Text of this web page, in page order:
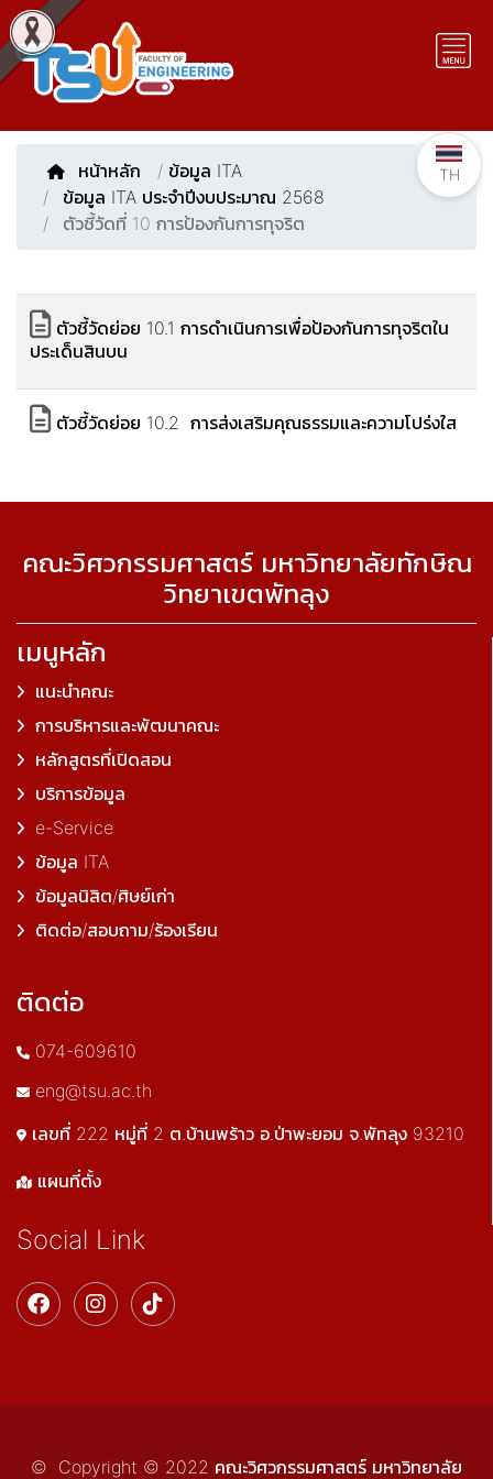
หน้าหลัก / ข้อมูล ITA
ข้อมูล ITA ประจำปีงบประมาณ 2568
ตัวชี้วัดที่ 10 การป้องกันการทุจริต
ตัวชี้วัดย่อย 10.1 การดำเนินการเพื่อป้องกันการทุจริตใน
ประเด็นสินบน
ตัวชี้วัดย่อย 10.2 การส่งเสริมคุณธรรมและความโปร่งใส
คณะวิศวกรรมศาสตร์ มหาวิทยาลัยทักษิณ
วิทยาเขตพัทลุง
เมนูหลัก
แนะนำคณะ
การบริหารและพัฒนาคณะ
หลักสูตรที่เปิดสอน
บริการข้อมูล
e-Service
ข้อมูล ITA
ข้อมูลนิสิต/ศิษย์เก่า
ติดต่อ/สอบถาม/ร้องเรียน
ติดต่อ
074-609610
eng@tsu.ac.th
เลขที่ 222 หมู่ที่ 2 ต.บ้านพร้าว อ.ป่าพะยอม จ.พัทลุง 93210
แผนที่ตั้ง
Social Link
© Copyright © 2022 คณะวิศวกรรมศาสตร์ มหาวิทยาลัย
TH